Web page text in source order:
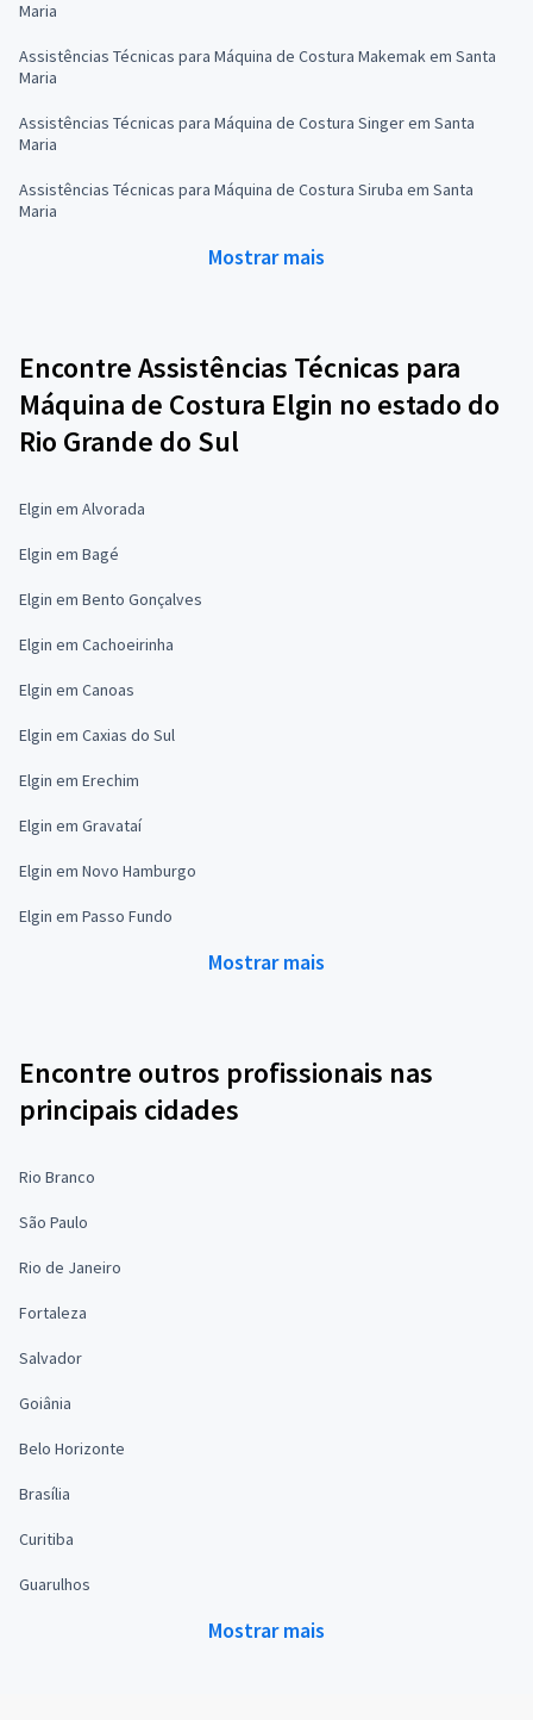
Maria
Assistências Técnicas para Máquina de Costura Makemak em Santa
Maria
Assistências Técnicas para Máquina de Costura Singer em Santa
Maria
Assistências Técnicas para Máquina de Costura Siruba em Santa
Maria
Mostrar mais
Encontre Assistências Técnicas para
Máquina de Costura Elgin no estado do
Rio Grande do Sul
Elgin em Alvorada
Elgin em Bagé
Elgin em Bento Gonçalves
Elgin em Cachoeirinha
Elgin em Canoas
Elgin em Caxias do Sul
Elgin em Erechim
Elgin em Gravataí
Elgin em Novo Hamburgo
Elgin em Passo Fundo
Mostrar mais
Encontre outros profissionais nas
principais cidades
Rio Branco
São Paulo
Rio de Janeiro
Fortaleza
Salvador
Goiânia
Belo Horizonte
Brasília
Curitiba
Guarulhos
Mostrar mais